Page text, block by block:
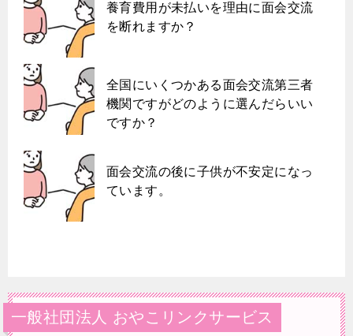
養育費用が未払いを理由に面会交流
を断れますか？
全国にいくつかある面会交流第三者
機関ですがどのように選んだらいい
ですか？
面会交流の後に子供が不安定になっ
ています。
一般社団法人 おやこリンクサービス